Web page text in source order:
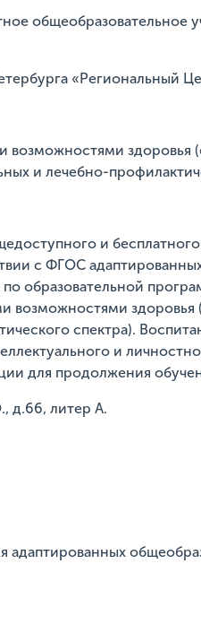
«Региональный
возможностями
и лечебно-
и
с ФГОС
образовательной
возможностями
спектра).
и
для продолжения
д.66, литер А.
адаптированных